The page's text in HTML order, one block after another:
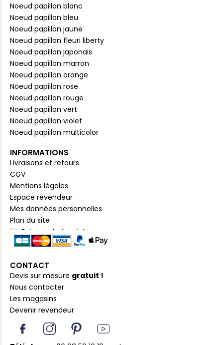
Noeud papillon blanc
Noeud papillon bleu
Noeud papillon jaune
Noeud papillon fleuri liberty
Noeud papillon japonais
Noeud papillon marron
Noeud papillon orange
Noeud papillon rose
Noeud papillon rouge
Noeud papillon vert
Noeud papillon violet
Noeud papillon multicolor
INFORMATIONS
Livraisons et retours
CGV
Mentions légales
Espace revendeur
Mes données personnelles
Plan du site
Paiement sécurisé
CONTACT
Devis sur mesure gratuit !
Nous contacter
Les magasins
Devenir revendeur
I
c
I
n
P
i
Y
o